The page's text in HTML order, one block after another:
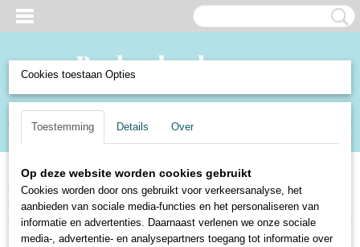
Inloggen Registreren
(0)
Home>Boeken en Strips> Boeken>Schoolboekjes>Bonte Beesten
Boekjes I: Bij boer Baak - N. v.d. Burgt
Cookies toestaan Opties
Toestemming Details Over
Op deze website worden cookies gebruikt
Cookies worden door ons gebruikt voor verkeersanalyse, het
aanbieden van sociale media-functies en het personaliseren van
informatie en advertenties. Daarnaast verlenen we onze sociale
media-, advertentie- en analysepartners toegang tot informatie over